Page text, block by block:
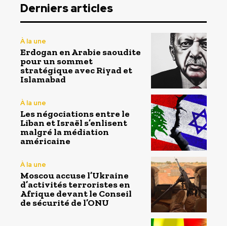
Derniers articles
À la une
Erdogan en Arabie saoudite
pour un sommet
stratégique avec Riyad et
Islamabad
À la une
Les négociations entre le
Liban et Israël s’enlisent
malgré la médiation
américaine
À la une
Moscou accuse l’Ukraine
d’activités terroristes en
Afrique devant le Conseil
de sécurité de l’ONU